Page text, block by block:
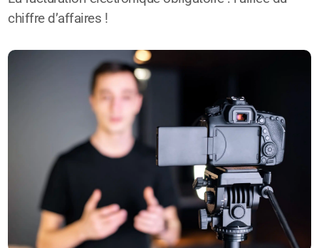
chiffre d’affaires !